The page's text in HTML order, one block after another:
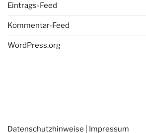
Eintrags-Feed
Kommentar-Feed
WordPress.org
Datenschutzhinweise Impressum